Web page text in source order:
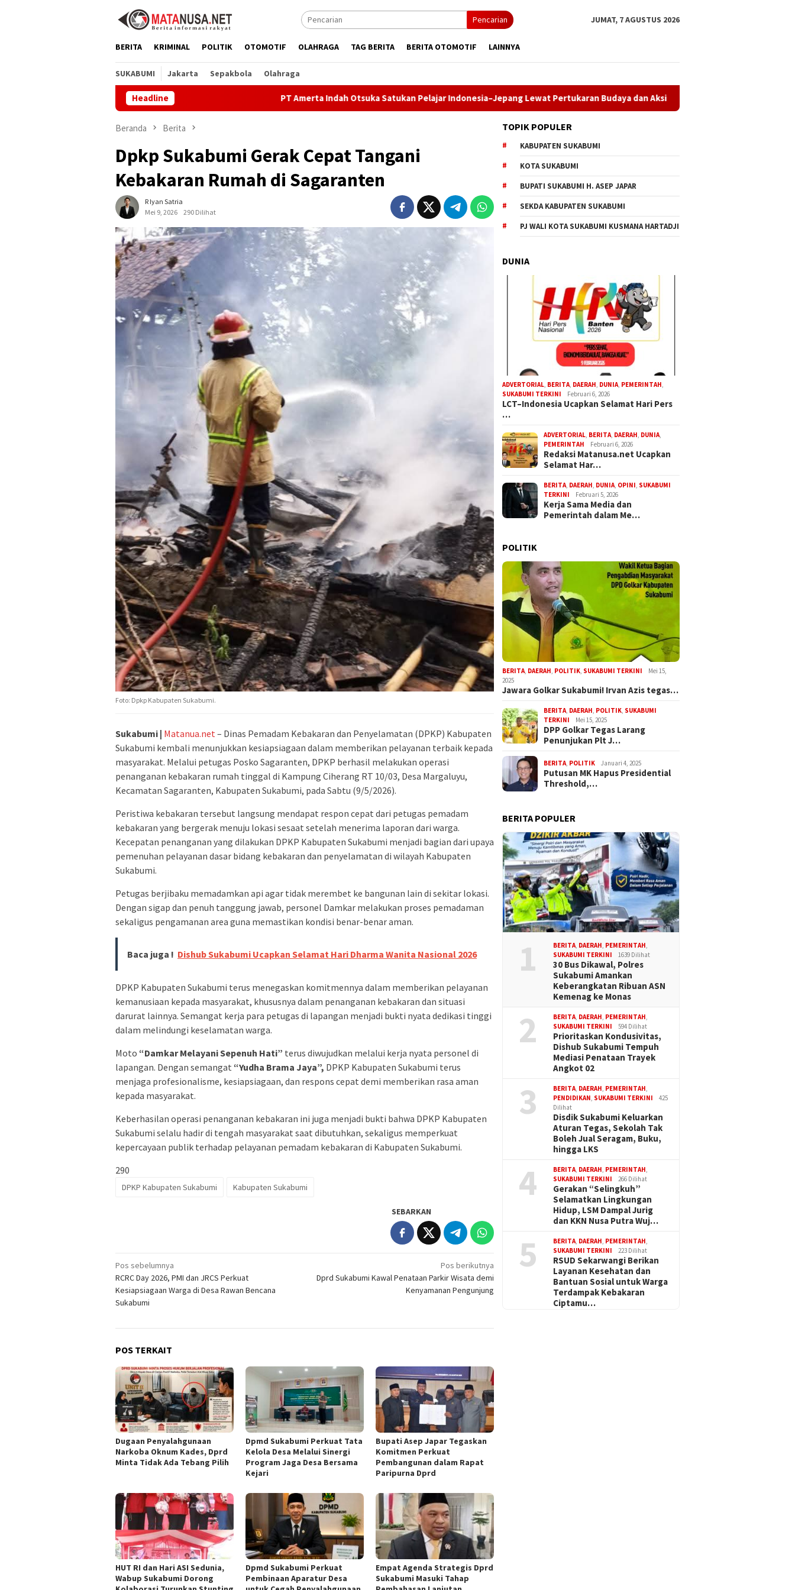
Pencarian JUMAT, 7 AGUSTUS 2026
BERITA KRIMINAL POLITIK OTOMOTIF OLAHRAGA TAG BERITA BERITA OTOMOTIF LAINNYA
SUKABUMI Jakarta Sepakbola Olahraga
Headline PT Amerta Indah Otsuka Satukan Pelajar Indonesia–Jepang Lewat Pertukaran Budaya dan Aksi Peduli Lingkungan
Beranda Berita
Dpkp Sukabumi Gerak Cepat Tangani
Kebakaran Rumah di Sagaranten
R Iyan Satria
Mei 9, 2026
290 Dilihat
Foto: Dpkp Kabupaten Sukabumi.
Sukabumi | Matanua.net – Dinas Pemadam Kebakaran dan Penyelamatan (DPKP) Kabupaten
Sukabumi kembali menunjukkan kesiapsiagaan dalam memberikan pelayanan terbaik kepada
masyarakat. Melalui petugas Posko Sagaranten, DPKP berhasil melakukan operasi
penanganan kebakaran rumah tinggal di Kampung Ciherang RT 10/03, Desa Margaluyu,
Kecamatan Sagaranten, Kabupaten Sukabumi, pada Sabtu (9/5/2026).
Peristiwa kebakaran tersebut langsung mendapat respon cepat dari petugas pemadam
kebakaran yang bergerak menuju lokasi sesaat setelah menerima laporan dari warga.
Kecepatan penanganan yang dilakukan DPKP Kabupaten Sukabumi menjadi bagian dari upaya
pemenuhan pelayanan dasar bidang kebakaran dan penyelamatan di wilayah Kabupaten
Sukabumi.
Petugas berjibaku memadamkan api agar tidak merembet ke bangunan lain di sekitar lokasi.
Dengan sigap dan penuh tanggung jawab, personel Damkar melakukan proses pemadaman
sekaligus pengamanan area guna memastikan kondisi benar-benar aman.
Baca juga ! Dishub Sukabumi Ucapkan Selamat Hari Dharma Wanita Nasional 2026
DPKP Kabupaten Sukabumi terus menegaskan komitmennya dalam memberikan pelayanan
kemanusiaan kepada masyarakat, khususnya dalam penanganan kebakaran dan situasi
darurat lainnya. Semangat kerja para petugas di lapangan menjadi bukti nyata dedikasi tinggi
dalam melindungi keselamatan warga.
Moto “Damkar Melayani Sepenuh Hati” terus diwujudkan melalui kerja nyata personel di
lapangan. Dengan semangat “Yudha Brama Jaya”, DPKP Kabupaten Sukabumi terus
menjaga profesionalisme, kesiapsiagaan, dan respons cepat demi memberikan rasa aman
kepada masyarakat.
Keberhasilan operasi penanganan kebakaran ini juga menjadi bukti bahwa DPKP Kabupaten
Sukabumi selalu hadir di tengah masyarakat saat dibutuhkan, sekaligus memperkuat
kepercayaan publik terhadap pelayanan pemadam kebakaran di Kabupaten Sukabumi.
290
DPKP Kabupaten Sukabumi Kabupaten Sukabumi
SEBARKAN
Navigasi
pos
Pos sebelumnya
RCRC Day 2026, PMI dan JRCS Perkuat
Kesiapsiagaan Warga di Desa Rawan Bencana
Sukabumi
Pos berikutnya
Dprd Sukabumi Kawal Penataan Parkir Wisata demi
Kenyamanan Pengunjung
POS TERKAIT
Dugaan Penyalahgunaan
Narkoba Oknum Kades, Dprd
Minta Tidak Ada Tebang Pilih
Dpmd Sukabumi Perkuat Tata
Kelola Desa Melalui Sinergi
Program Jaga Desa Bersama
Kejari
Bupati Asep Japar Tegaskan
Komitmen Perkuat
Pembangunan dalam Rapat
Paripurna Dprd
HUT RI dan Hari ASI Sedunia,
Wabup Sukabumi Dorong
Dpmd Sukabumi Perkuat
Pembinaan Aparatur Desa
Empat Agenda Strategis Dprd
Sukabumi Masuki Tahap
TOPIK POPULER
KABUPATEN SUKABUMI
KOTA SUKABUMI
BUPATI SUKABUMI H. ASEP JAPAR
SEKDA KABUPATEN SUKABUMI
PJ WALI KOTA SUKABUMI KUSMANA HARTADJI
DUNIA
ADVERTORIAL BERITA DAERAH DUNIA PEMERINTAH
SUKABUMI TERKINI
Februari 6, 2026
LCT–Indonesia Ucapkan Selamat Hari Pers
…
ADVERTORIAL BERITA DAERAH DUNIA
PEMERINTAH
Februari 6, 2026
Redaksi Matanusa.net Ucapkan
Selamat Har…
BERITA DAERAH DUNIA OPINI SUKABUMI
TERKINI
Februari 5, 2026
Kerja Sama Media dan
Pemerintah dalam Me…
POLITIK
BERITA DAERAH POLITIK SUKABUMI TERKINI
Mei 15,
2025
Jawara Golkar Sukabumi! Irvan Azis tegas…
BERITA DAERAH POLITIK SUKABUMI
TERKINI
Mei 15, 2025
DPP Golkar Tegas Larang
Penunjukan Plt J…
BERITA POLITIK Januari 4, 2025
Putusan MK Hapus Presidential
Threshold,…
BERITA POPULER
1 BERITA, DAERAH, PEMERINTAH,
SUKABUMI TERKINI
1639 Dilihat
30 Bus Dikawal, Polres
Sukabumi Amankan
Keberangkatan Ribuan ASN
Kemenag ke Monas
2 BERITA, DAERAH, PEMERINTAH,
SUKABUMI TERKINI
594 Dilihat
Prioritaskan Kondusivitas,
Dishub Sukabumi Tempuh
Mediasi Penataan Trayek
Angkot 02
3 BERITA, DAERAH, PEMERINTAH,
PENDIDIKAN, SUKABUMI TERKINI
425
Dilihat
Disdik Sukabumi Keluarkan
Aturan Tegas, Sekolah Tak
Boleh Jual Seragam, Buku,
hingga LKS
4 BERITA, DAERAH, PEMERINTAH,
SUKABUMI TERKINI
266 Dilihat
Gerakan “Selingkuh”
Selamatkan Lingkungan
Hidup, LSM Dampal Jurig
dan KKN Nusa Putra Wuj…
5 BERITA, DAERAH, PEMERINTAH,
SUKABUMI TERKINI
223 Dilihat
RSUD Sekarwangi Berikan
Layanan Kesehatan dan
Bantuan Sosial untuk Warga
Terdampak Kebakaran
Ciptamu…